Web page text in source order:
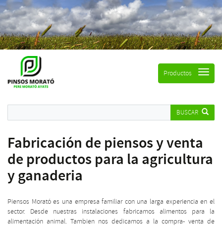
Productos
BUSCAR
Fabricación de piensos y venta
de productos para la agricultura
y ganaderia
Piensos Morató es una empresa familiar con una larga experiencia en el
sector. Desde nuestras instalaciones fabricamos alimentos para la
alimentación animal. Tambien nos dedicamos a la compra- venta de